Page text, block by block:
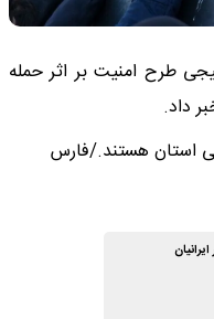
طرح امنیت بر اثر حمله
داد.
استان هستند./فارس